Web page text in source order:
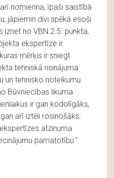
nomierina, īpaši saistībā
jāpiemin divi spēkā esoši
izriet no VBN 2.5. punkta,
ekspertīze ir
mērķis ir sniegt
tehniskā risinājuma
un tehnisko noteikumu
Būvniecības likuma
ir gan kodolīgāks,
arī iztēli rosinošāks:
atzinuma
pamatotību.”